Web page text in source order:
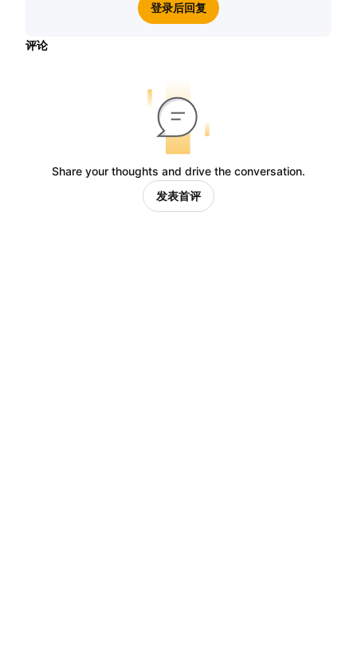
登录后回复
评论
Share your thoughts and drive the conversation.
发表首评